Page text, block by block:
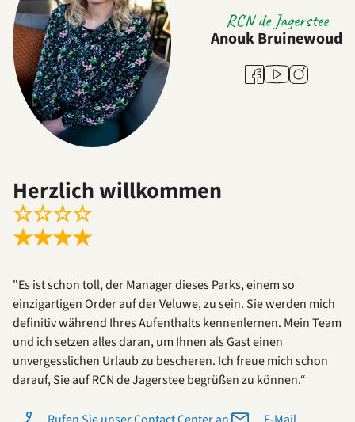
RCN de Jagerstee
Anouk Bruinewoud
Facebook
YoutubeInstagram
Herzlich willkommen
☆☆☆☆
★★★★
"Es ist schon toll, der Manager dieses Parks, einem so
einzigartigen Order auf der Veluwe, zu sein. Sie werden mich
definitiv während Ihres Aufenthalts kennenlernen. Mein Team
und ich setzen alles daran, um Ihnen als Gast einen
unvergesslichen Urlaub zu bescheren. Ich freue mich schon
darauf, Sie auf RCN de Jagerstee begrüßen zu können.“